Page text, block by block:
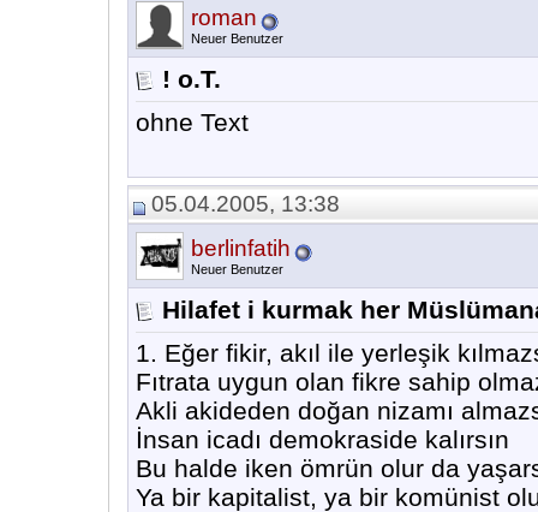
roman
Neuer Benutzer
! o.T.
ohne Text
05.04.2005, 13:38
berlinfatih
Neuer Benutzer
Hilafet i kurmak her
1. Eğer fikir, akıl ile yerleşik
Fıtrata uygun olan fikre sahip
Akli akideden doğan nizamı
İnsan icadı demokraside kalırsın
Bu halde iken ömrün olur da
Ya bir kapitalist, ya bir komünist